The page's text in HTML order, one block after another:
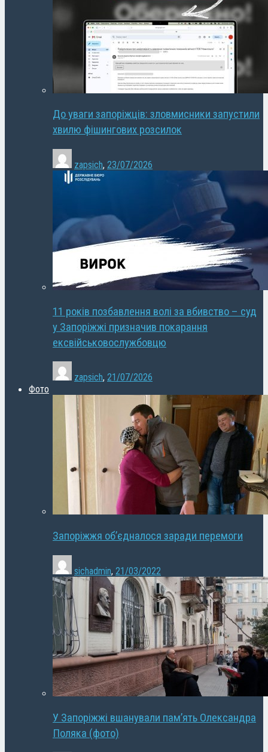
До уваги запоріжців: зловмисники запустили
хвилю фішингових розсилок
zapsich, 23/07/2026
11 років позбавлення волі за вбивство – суд
у Запоріжжі призначив покарання
ексвійськовослужбовцю
zapsich, 21/07/2026
Фото
Запоріжжя об’єдналося заради перемоги
sichadmin, 21/03/2022
У Запоріжжі вшанували пам’ять Олександра
Поляка (фото)